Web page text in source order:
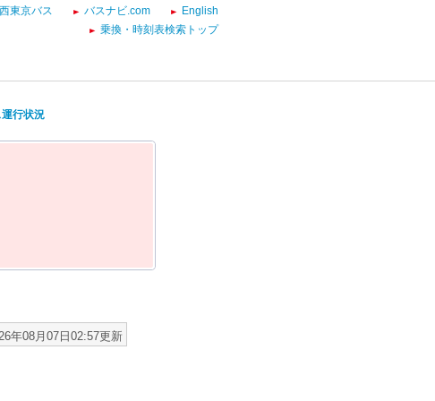
西東京バス バスナビ.com
English
乗換・時刻表検索トップ
行状況
年08月07日02:57更新